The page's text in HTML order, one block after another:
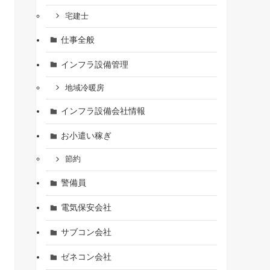
宅建士
仕事全般
インフラ設備管理
地域冷暖房
インフラ設備会社情報
お小遣い稼ぎ
節約
警備員
電気保安会社
サブコン会社
ゼネコン会社